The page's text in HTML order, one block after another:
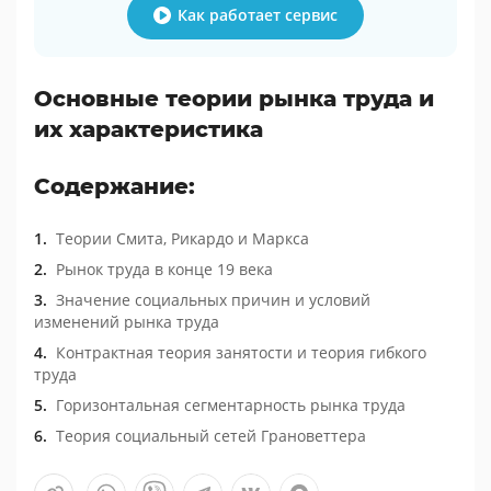
Как работает сервис
Основные теории рынка труда и
их характеристика
Содержание:
Теории Смита, Рикардо и Маркса
Рынок труда в конце 19 века
Значение социальных причин и условий
изменений рынка труда
Контрактная теория занятости и теория гибкого
труда
Горизонтальная сегментарность рынка труда
Теория социальный сетей Грановеттера